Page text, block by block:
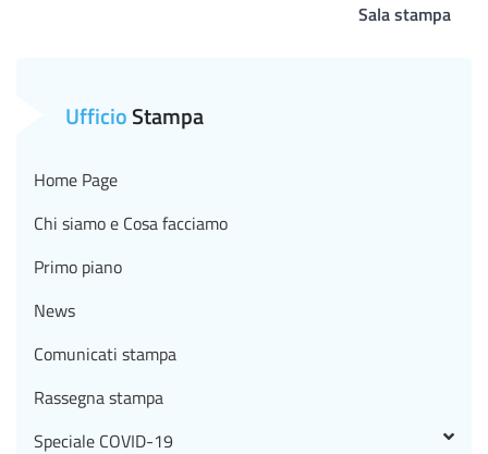
Sala stampa
UfficioStampa
Home Page
Chi siamo e Cosa facciamo
Primo piano
News
Comunicati stampa
Rassegna stampa
Speciale COVID-19